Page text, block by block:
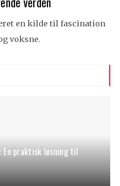
en kilde til fascination
voksne.
En praktisk løsning til